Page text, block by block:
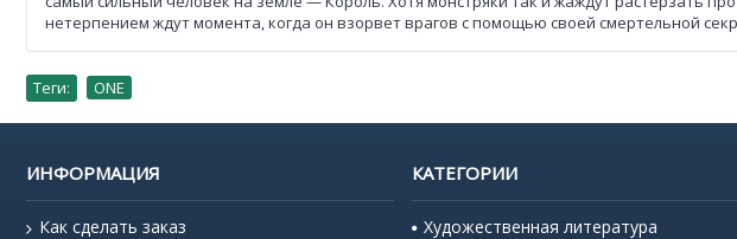
нетерпением ждут момента, когда он взорвет врагов с помощью своей смертельной
Теги: ONE
ИНФОРМАЦИЯ
Как сделать заказ
КАТЕГОРИИ
Художественная литература